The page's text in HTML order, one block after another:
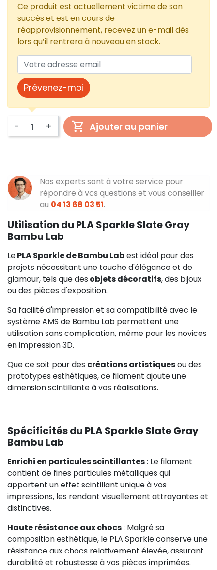
Ce produit est actuellement victime de son
succès et est en cours de
réapprovisionnement, recevez un e-mail dès
lors qu’il rentrera à nouveau en stock.
Prévenez-moi
- + Ajouter au panier
Nos experts sont à votre service pour
répondre à vos questions et vous conseiller
au 04 13 68 03 51.
Utilisation du PLA Sparkle Slate Gray
Bambu Lab
LePLA Sparkle de Bambu Labest idéal pour des
projets nécessitant une touche d'élégance et de
glamour, tels que des objets décoratifs, des bijoux
ou des pièces d'exposition.
Sa facilité d'impression et sa compatibilité avec le
système AMS de Bambu Lab permettent une
utilisation sans complication, même pour les novices
en impression 3D.
Que ce soit pour des créations artistiquesou des
prototypes esthétiques, ce filament ajoute une
dimension scintillante à vos réalisations.
Spécificités du PLA Sparkle Slate Gray
Bambu Lab
Enrichi en particules scintillantes: Le filament
contient de fines particules métalliques qui
apportent un effet scintillant unique à vos
impressions, les rendant visuellement attrayantes et
distinctives.
Haute résistance aux chocs: Malgré sa
composition esthétique, le PLA Sparkle conserve une
résistance aux chocs relativement élevée, assurant
durabilité et robustesse à vos pièces imprimées.